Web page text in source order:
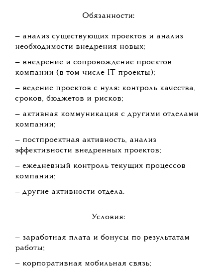
Обязанности:
— анализ существующих проектов и анализ
необходимости внедрения новых;
— внедрение и сопровождение проектов
компании (в том числе IT проекты);
— ведение проектов c нуля: контроль качества,
сроков, бюджетов и рисков;
— активная коммуникация с другими отделами
компании;
— постпроектная активность, анализ
эффективности внедренных проектов;
— ежедневный контроль текущих процессов
компании;
— другие активности отдела.
Условия:
— заработная плата и бонусы по результатам
работы;
— корпоративная мобильная связь;